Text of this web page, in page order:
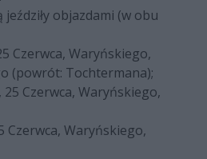
objazdami (w obu
Czerwca, Waryńskiego,
(powrót: Tochtermana);
Czerwca, Waryńskiego,
Czerwca, Waryńskiego,